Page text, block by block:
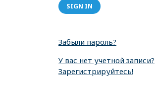
SIGN IN
Забыли пароль?
У вас нет учетной записи?
Зарегистрируйтесь!